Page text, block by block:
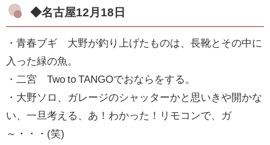
◆名古屋12月18日
・青春ブギ 大野が釣り上げたものは、長靴とその中に
入った緑の魚。
・二宮 Two to TANGOでおならをする。
・大野ソロ、ガレージのシャッターかと思いきや開かな
い、一旦考える、あ！わかった！リモコンで、ガ
～・・・(笑)